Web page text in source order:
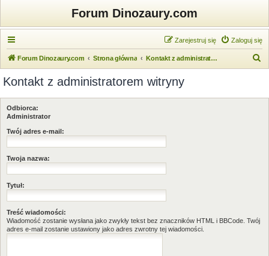
Forum Dinozaury.com
Zaloguj się
Zarejestruj się
Forum Dinozaury.com Strona główna Kontakt z administratorem witryny
k
Kontakt z administratorem witryny
Odbiorca:
Administrator
Twój adres e-mail:
Twoja nazwa:
Tytuł:
Treść wiadomości:
Wiadomość zostanie wysłana jako zwykły tekst bez znaczników HTML i BBCode. Twój
adres e-mail zostanie ustawiony jako adres zwrotny tej wiadomości.